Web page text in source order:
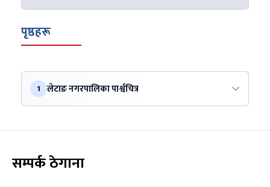
पृष्ठहरू
1 लेटाङ नगरपालिका पार्श्वचित्र
सम्पर्क ठेगाना